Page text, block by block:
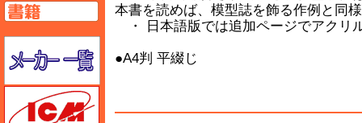
本書を読めば、模型誌を飾る作例と同
・ 日本語版では追加ページでアクリ
●A4判 平綴じ
書籍ページへ